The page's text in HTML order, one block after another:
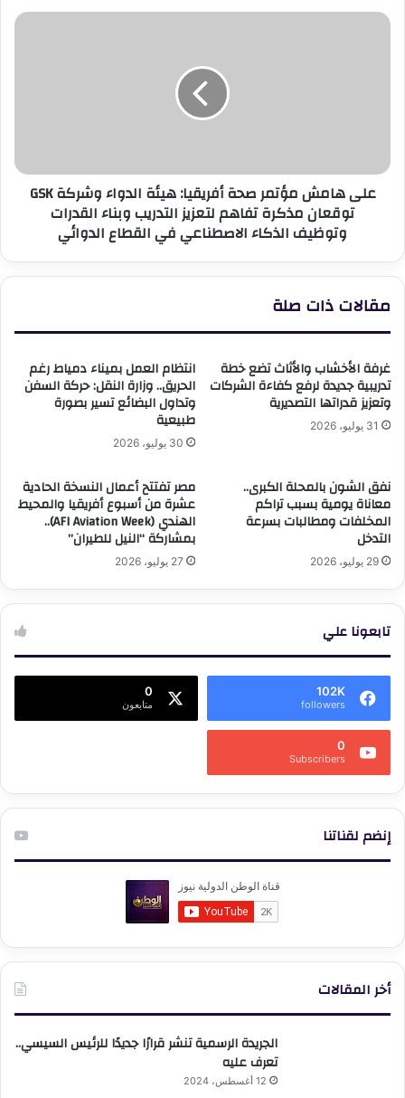
على
GSK
توقعان
القدرات
الاصطناعي
في
القطاع
الدوائي
على هامش مؤتمر صحة أفريقيا: هيئة الدواء وشركة GSK
توقعان مذكرة تفاهم لتعزيز التدريب وبناء القدرات
وتوظيف الذكاء الاصطناعي في القطاع الدوائي
مقالات ذات صلة
غرفة الأخشاب والأثاث تضع خطة
تدريبية جديدة لرفع كفاءة الشركات
وتعزيز قدراتها التصديرية
31 يوليو، 2026
انتظام العمل بميناء دمياط رغم
الحريق.. وزارة النقل: حركة السفن
وتداول البضائع تسير بصورة
طبيعية
30 يوليو، 2026
نفق الشون بالمحلة الكبرى..
معاناة يومية بسبب تراكم
المخلفات ومطالبات بسرعة
التدخل
29 يوليو، 2026
مصر تفتتح أعمال النسخة الحادية
عشرة من أسبوع أفريقيا والمحيط
الهندي (AFI Aviation Week)..
بمشاركة “النيل للطيران”
27 يوليو، 2026
تابعونا علي
102K
followers
0
متابعون
0
Subscribers
إنضم لقناتنا
أخر المقالات
الجريدة الرسمية تنشر قرارًا جديدًا للرئيس السيسي..
تعرف عليه
12 أغسطس، 2024